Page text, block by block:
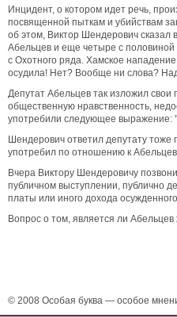
Инцидент, о котором идет речь,
посвященной пыткам и убийствам
об этом, Виктор Шендерович сказал
Абельцев и еще четыре с половиной
с Охотного ряда. Хамское
осудила! Нет? Вообще ни слова?
Депутат Абельцев так изложил
общественную нравственность,
употребили следующее выражение:
Шендерович ответил депутату тоже
употребил по отношению к
Вчера Виктору Шендеровичу
публичном выступлении, публично
платы или иного дохода
Вопрос о том, является ли
© 2008 Особая буква — особое